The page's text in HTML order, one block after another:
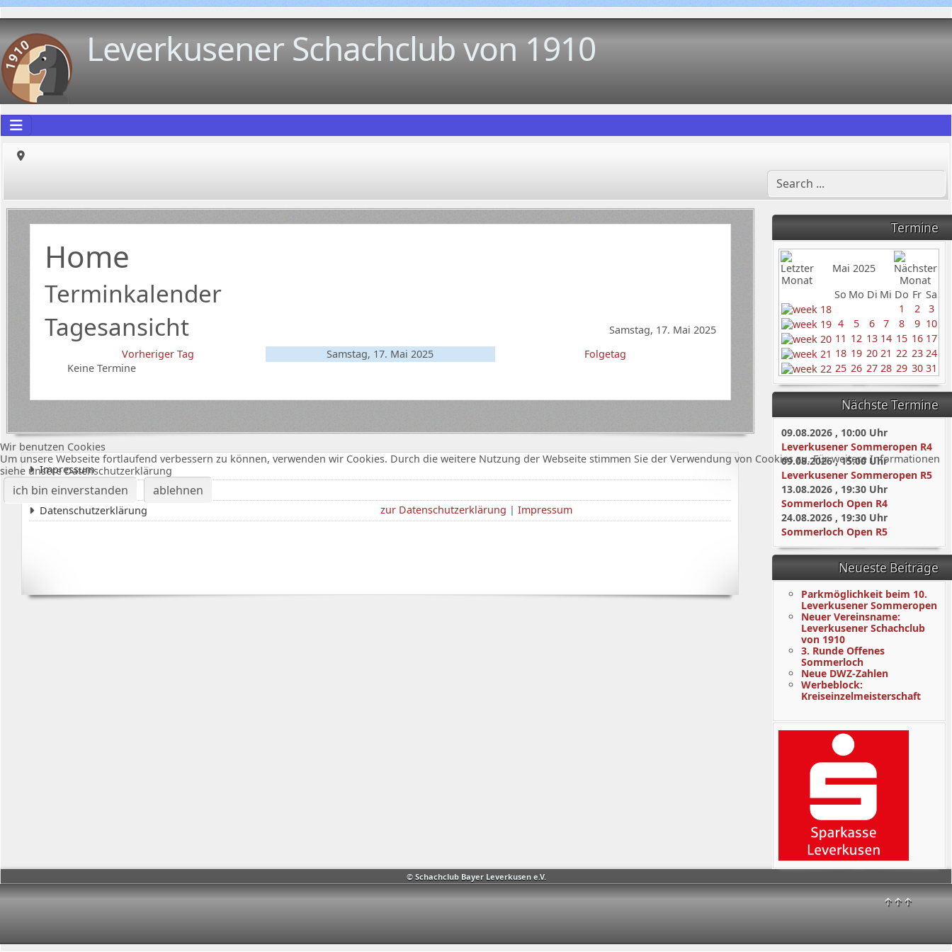
Leverkusener Schachclub von 1910
© Schachclub Bayer Leverkusen e.V.
↑↑↑
Termine
Mai 2025
So Mo Di Mi Do Fr Sa
1
2
3
4
5 6 7 8 9 10
11 12 13 14 15 16 17
18 19 20 21 22 23 24
25 26 27 28 29 30 31
Nächste Termine
09.08.2026, 10:00Uhr
Leverkusener Sommeropen R4
09.08.2026,15:00Uhr
Leverkusener Sommeropen R5
13.08.2026, 19:30Uhr
Sommerloch Open R4
24.08.2026, 19:30Uhr
Sommerloch Open R5
Neueste Beiträge
Parkmöglichkeit beim 10.
Leverkusener Sommeropen
Neuer Vereinsname:
Leverkusener Schachclub
von 1910
3. Runde Offenes
Sommerloch
Neue DWZ-Zahlen
Werbeblock:
Kreiseinzelmeisterschaft
Home
Terminkalender
Tagesansicht
Samstag, 17. Mai 2025
Vorheriger Tag
Samstag, 17. Mai 2025
Folgetag
Keine Termine
Impressum
Karte Bürgerhalle
Datenschutzerklärung
Wir benutzen Cookies
Um unsere Webseite fortlaufend verbessern zu können, verwenden wir Cookies. Durch die weitere Nutzung der Webseite stimmen Sie der Verwendung von Cookies zu. Für weitere Informationen
siehe unsere Datenschutzerklärung
ich bin einverstanden ablehnen
zur Datenschutzerklärung | Impressum